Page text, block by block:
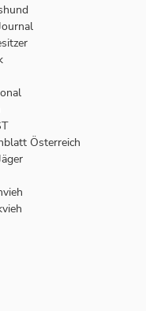
Österreich